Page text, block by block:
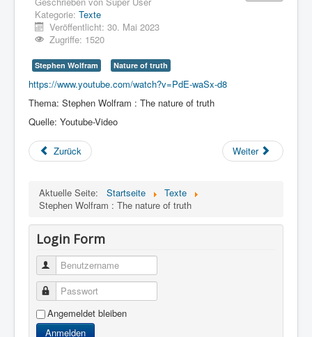
Impressum
Kategorie: Texte
Veröffentlicht: 30. Mai 2023
Zugriffe: 1520
Stephen Wolfram Nature of truth
https://www.youtube.com/watch?v=PdE-waSx-d8
Thema: Stephen Wolfram : The nature of truth
Quelle: Youtube-Video
Zurück Weiter
Aktuelle Seite: Startseite
Texte
Stephen Wolfram : The nature of truth
Login Form
Benutzername
Passwort
Angemeldet bleiben
Anmelden